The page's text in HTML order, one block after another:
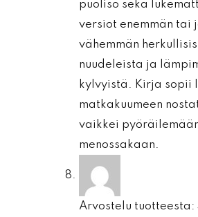
puoliso sekä
versiot enemmän tai
vähemmän
nuudeleista ja
kylvyistä. Kirja sopii
matkakuumeen
vaikkei
menossakaan.
Arvostelu tuotteesta: